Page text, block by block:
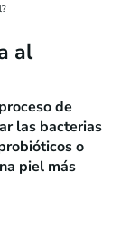
al
de
las bacterias
o
piel más